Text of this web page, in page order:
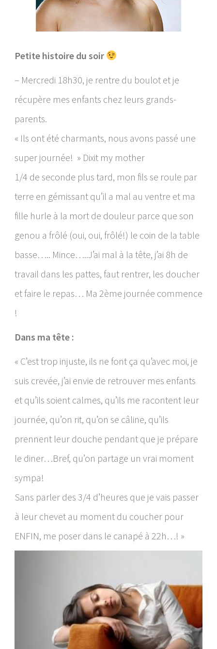
Petite histoire du soir
– Mercredi 18h30, je rentre du boulot et je
récupère mes enfants chez leurs grands-
parents.
« Ils ont été charmants, nous avons passé une
super journée! » Dixit my mother
1/4 de seconde plus tard, mon fils se roule par
terre en gémissant qu’il a mal au ventre et ma
fille hurle à la mort de douleur parce que son
genou a frôlé (oui, oui, frôlé!) le coin de la table
basse….. Mince…..J’ai mal à la tête, j’ai 8h de
travail dans les pattes, faut rentrer, les doucher
et faire le repas… Ma 2ème journée commence
!
Dans ma tête :
« C’est trop injuste, ils ne font ça qu’avec moi, je
suis crevée, j’ai envie de retrouver mes enfants
et qu’ils soient calmes, qu’ils me racontent leur
journée, qu’on rit, qu’on se câline, qu’ils
prennent leur douche pendant que je prépare
le diner…Bref, qu’on partage un vrai moment
sympa!
Sans parler des 3/4 d’heures que je vais passer
à leur chevet au moment du coucher pour
ENFIN, me poser dans le canapé à 22h…! »